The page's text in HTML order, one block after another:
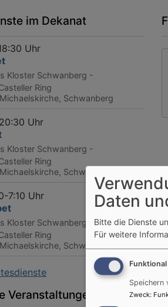
im Dekanat
Uhr
Kloster Schwanberg -
Ring
Schwanberg
Uhr
Kloster Schwanberg -
Ring
Schwanberg
7:10 Uhr
Kloster Schwanberg -
Ring
Schwanberg
Veranstaltungen
Daten
Bitte die Dienste
Für weitere
Funktional
Speichern
Zweck: